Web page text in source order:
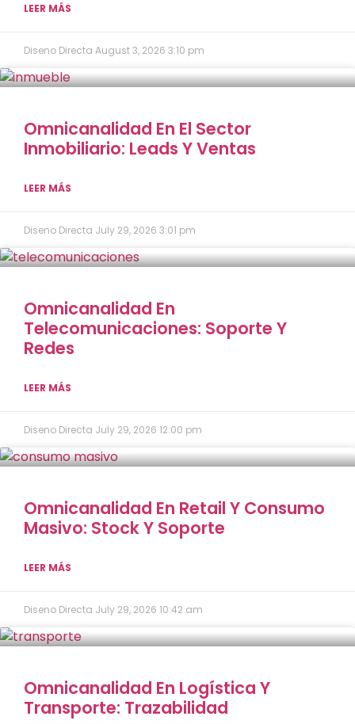
LEER MÁS
Diseno Directa August 3, 2026 3:10 pm
Omnicanalidad En El Sector
Inmobiliario: Leads Y Ventas
LEER MÁS
Diseno Directa July 29, 2026 3:01 pm
Omnicanalidad En
Telecomunicaciones: Soporte Y
Redes
LEER MÁS
Diseno Directa July 29, 2026 12:00 pm
Omnicanalidad En Retail Y Consumo
Masivo: Stock Y Soporte
LEER MÁS
Diseno Directa July 29, 2026 10:42 am
Omnicanalidad En Logística Y
Transporte: Trazabilidad